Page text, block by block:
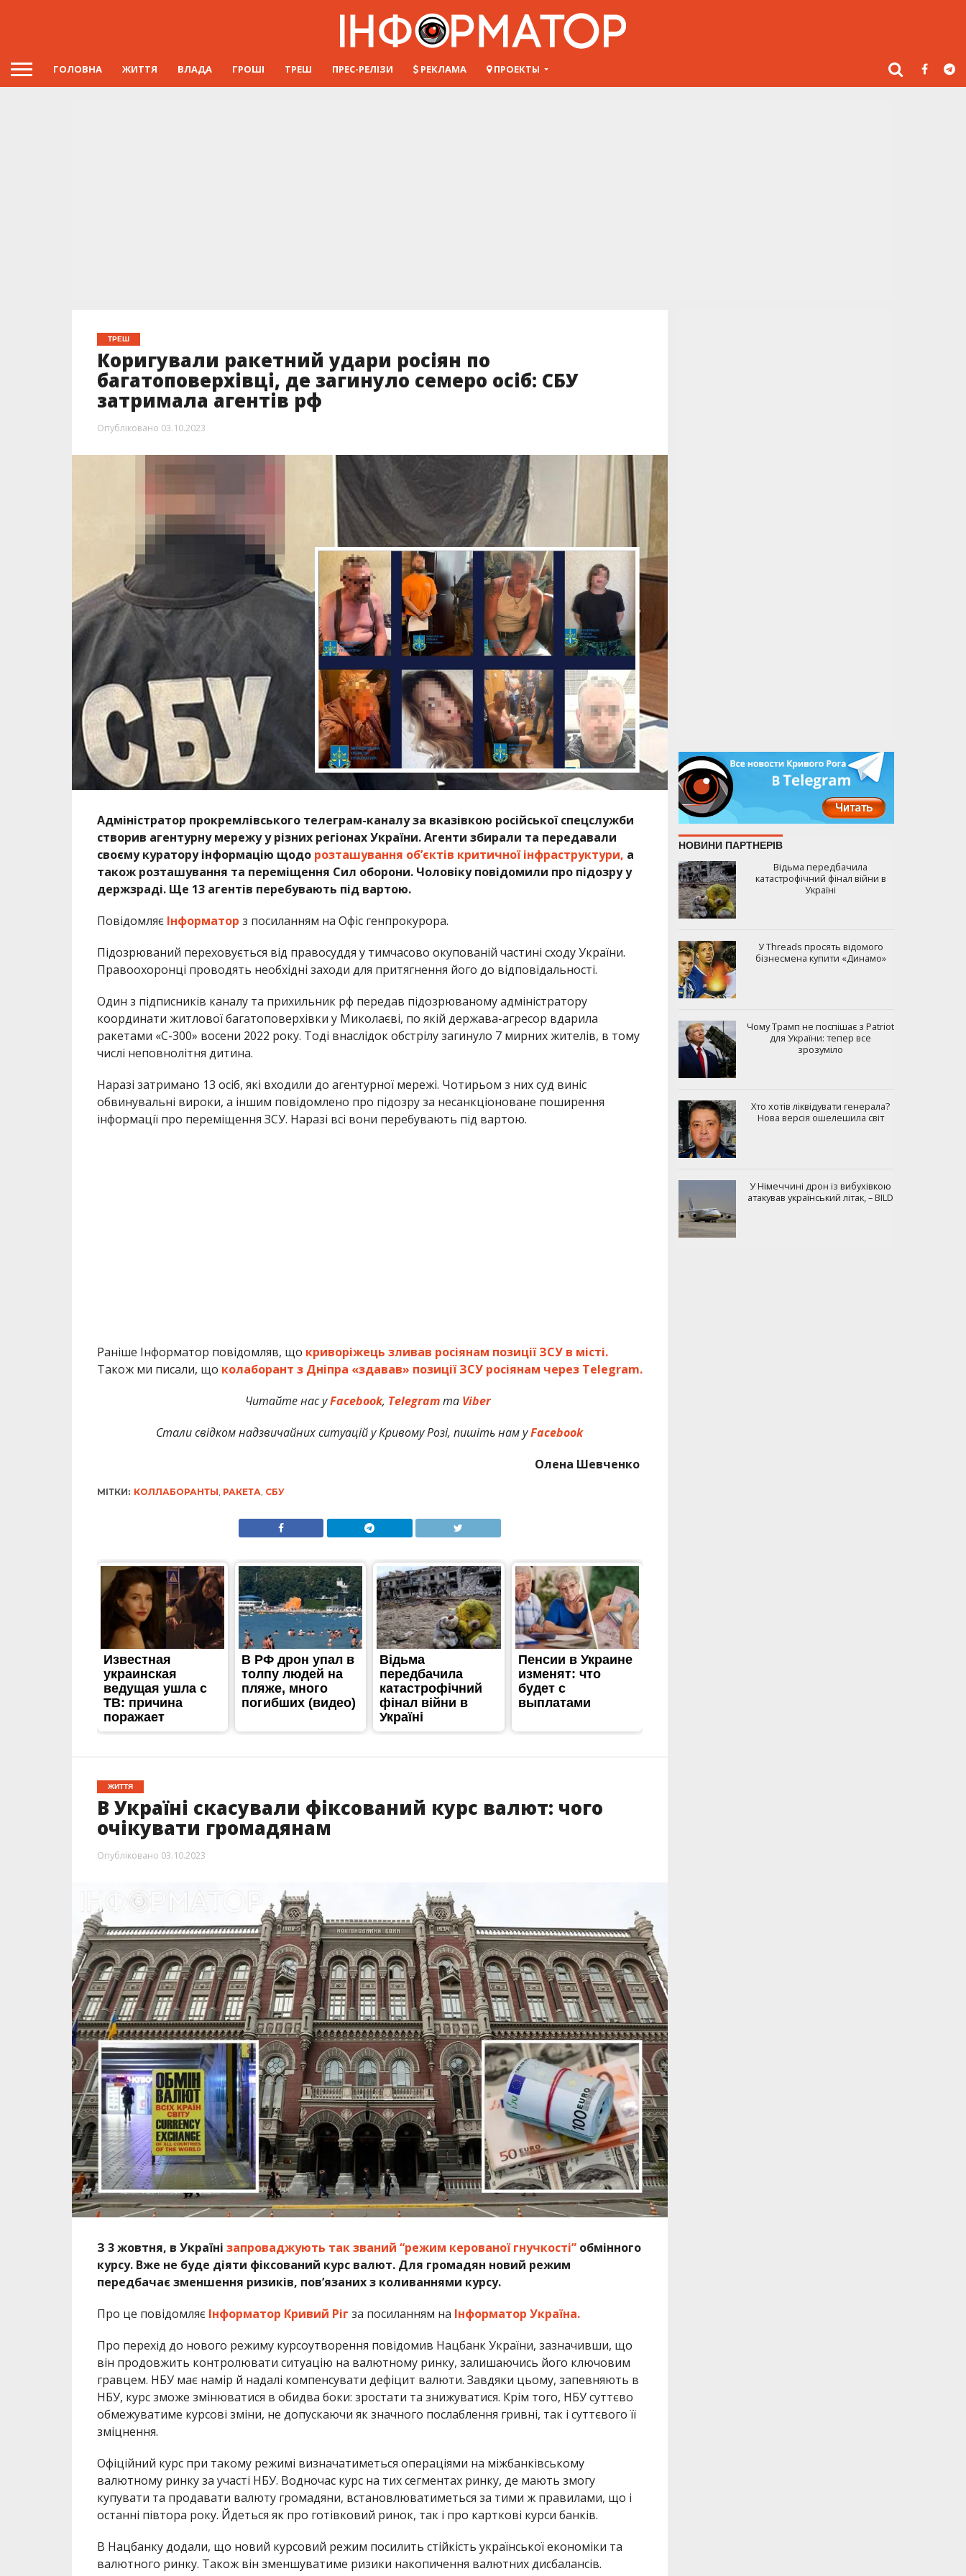
ГОЛОВНА ЖИТТЯ ВЛАДА ГРОШІ ТРЕШ ПРЕС-РЕЛІЗИ РЕКЛАМА ПРОЕКТЫ
ТРЕШ
Коригували ракетний удари росіян по
багатоповерхівці, де загинуло семеро осіб: СБУ
затримала агентів рф
Опубліковано 03.10.2023
Адміністратор прокремлівського телеграм-каналу за вказівкою російської спецслужби
створив агентурну мережу у різних регіонах України. Агенти збирали та передавали
своєму куратору інформацію щодо розташування об’єктів критичної інфраструктури, а
також розташування та переміщення Сил оборони. Чоловіку повідомили про підозру у
держзраді. Ще 13 агентів перебувають під вартою.
Повідомляє Інформатор з посиланням на Офіс генпрокурора.
Підозрюваний переховується від правосуддя у тимчасово окупованій частині сходу України.
Правоохоронці проводять необхідні заходи для притягнення його до відповідальності.
Один з підписників каналу та прихильник рф передав підозрюваному адміністратору
координати житлової багатоповерхівки у Миколаєві, по якій держава-агресор вдарила
ракетами «С-300» восени 2022 року. Тоді внаслідок обстрілу загинуло 7 мирних жителів, в тому
числі неповнолітня дитина.
Наразі затримано 13 осіб, які входили до агентурної мережі. Чотирьом з них суд виніс
обвинувальні вироки, а іншим повідомлено про підозру за несанкціоноване поширення
інформації про переміщення ЗСУ. Наразі всі вони перебувають під вартою.
Раніше Інформатор повідомляв, що криворіжець зливав росіянам позиції ЗСУ в місті.
Також ми писали, що колаборант з Дніпра «здавав» позиції ЗСУ росіянам через Telegram.
Читайте нас уFacebook, Telegramта Viber
Стали свідком надзвичайних ситуацій у Кривому Розі, пишіть нам уFacebook
Олена Шевченко
МІТКИ: КОЛЛАБОРАНТЫ РАКЕТА СБУ
ЖИТТЯ
В Україні скасували фіксований курс валют: чого
очікувати громадянам
Опубліковано 03.10.2023
З 3 жовтня, в Україні запроваджують так званий “режим керованої гнучкості”обмінного
курсу. Вже не буде діяти фіксований курс валют. Для громадян новий режим
передбачає зменшення ризиків, пов’язаних з коливаннями курсу.
Про це повідомляє Інформатор Кривий Ріг за посиланням на Інформатор Україна.
Про перехід до нового режиму курсоутворення повідомив Нацбанк України, зазначивши, що
він продовжить контролювати ситуацію на валютному ринку, залишаючись його ключовим
гравцем. НБУ має намір й надалі компенсувати дефіцит валюти. Завдяки цьому, запевняють в
НБУ, курс зможе змінюватися в обидва боки: зростати та знижуватися. Крім того, НБУ суттєво
обмежуватиме курсові зміни, не допускаючи як значного послаблення гривні, так і суттєвого її
зміцнення.
Офіційний курс при такому режимі визначатиметься операціями на міжбанківському
валютному ринку за участі НБУ. Водночас курс на тих сегментах ринку, де мають змогу
купувати та продавати валюту громадяни, встановлюватиметься за тими ж правилами, що і
останні півтора року. Йдеться як про готівковий ринок, так і про карткові курси банків.
В Нацбанку додали, що новий курсовий режим посилить стійкість української економіки та
валютного ринку. Також він зменшуватиме ризики накопичення валютних дисбалансів.